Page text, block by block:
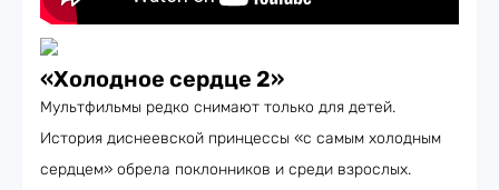
«Холодное сердце 2»
Мультфильмы редко снимают только для детей.
История диснеевской принцессы «с самым холодным
сердцем» обрела поклонников и среди взрослых.